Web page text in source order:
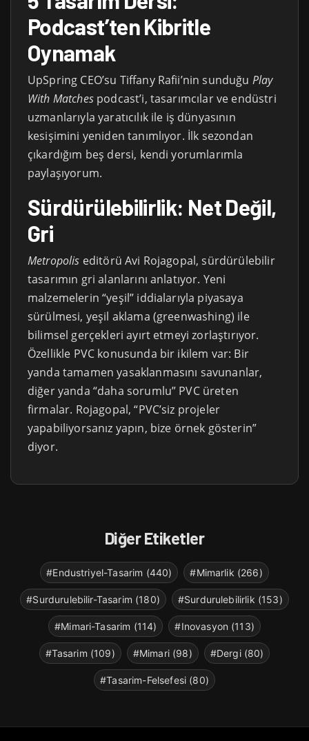
Podcast’ten Kibritle
Oynamak
UpSpring CEO’su Tiffany Rafii’nin sunduğu Play
With Matchespodcast’i, tasarımcılar ve endüstri
uzmanlarıyla yaratıcılık ile iş dünyasının
kesişimini yeniden tanımlıyor. İlk sezondan
çıkardığım beş dersi, kendi yorumlarımla
paylaşıyorum.
Sürdürülebilirlik: Net Değil,
Gri
Metropolis editörü Avi Rojagopal, sürdürülebilir
tasarımın gri alanlarını anlatıyor. Yeni
malzemelerin “yeşil” iddialarıyla piyasaya
sürülmesi, yeşil aklama (greenwashing) ile
bilimsel gerçekleri ayırt etmeyi zorlaştırıyor.
Özellikle PVC konusunda bir ikilem var: Bir
yanda tamamen yasaklanmasını savunanlar,
diğer yanda “daha sorumlu” PVC üreten
firmalar. Rojagopal, “PVC’siz projeler
yapabiliyorsanız yapın, bize örnek gösterin”
diyor.
Diğer Etiketler
#Endustriyel-Tasarim (440) #Mimarlik (266)
#Surdurulebilir-Tasarim (180) #Surdurulebilirlik (153)
#Mimari-Tasarim (114) #Inovasyon (113)
#Tasarim (109) #Mimari (98) #Dergi (80)
#Tasarim-Felsefesi (80)